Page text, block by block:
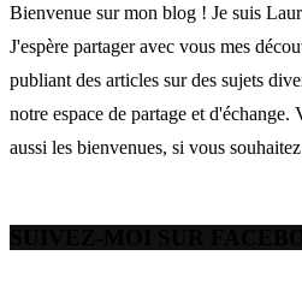
Bienvenue sur mon blog ! Je suis
J'espère partager avec vous mes
publiant des articles sur des sujets
notre espace de partage et d'échange.
aussi les bienvenues, si vous